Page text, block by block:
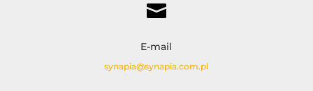

E-mail
synapia@synapia.com.pl